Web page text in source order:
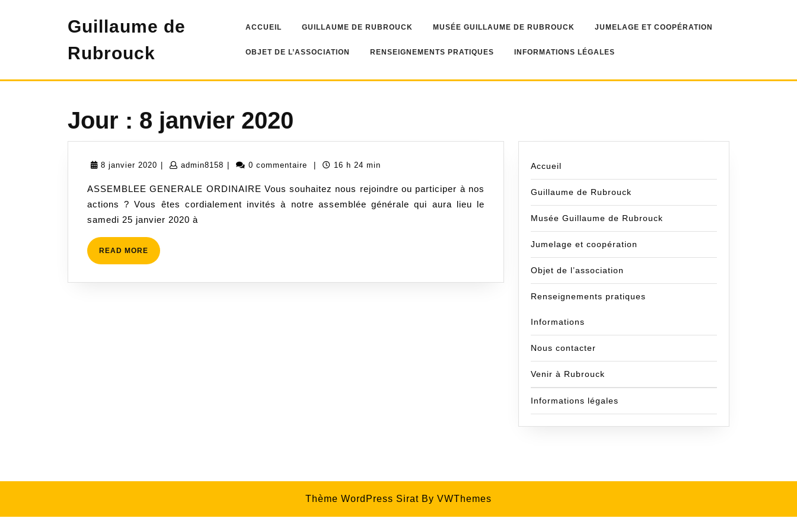
Guillaume de
Rubrouck
ACCUEIL GUILLAUME DE RUBROUCK MUSÉE GUILLAUME DE RUBROUCK JUMELAGE ET COOPÉRATION
OBJET DE L’ASSOCIATION RENSEIGNEMENTS PRATIQUES INFORMATIONS LÉGALES
Jour : 8 janvier 2020
8 janvier 2020 8
2020
admin8158 admin81580 commentaire 16 h 24 min
ASSEMBLEE GENERALE ORDINAIRE Vous souhaitez nous rejoindre ou participer à nos
actions ? Vous êtes cordialement invités à notre assemblée générale qui aura lieu le
samedi 25 janvier 2020 à
READ MORE READ
MORE
Accueil
Guillaume de Rubrouck
Musée Guillaume de Rubrouck
Jumelage et coopération
Objet de l’association
Renseignements pratiques
Informations
Nous contacter
Venir à Rubrouck
Informations légales
Thème WordPress Sirat By VWThemes